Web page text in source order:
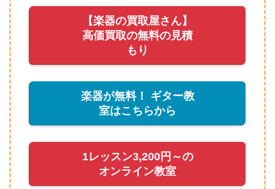
【楽器の買取屋さん】
高価買取の無料の見積
もり
楽器が無料！ ギター教
室はこちらから
1レッスン3,200円～の
オンライン教室